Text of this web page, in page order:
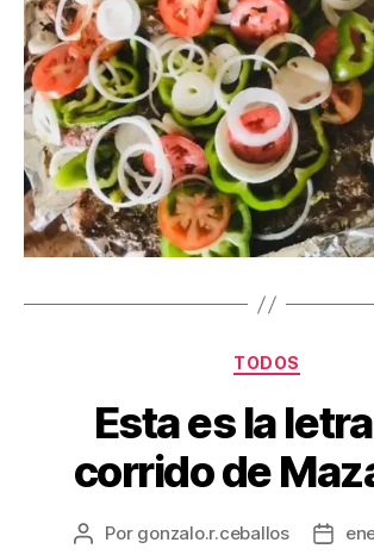
TODOS
Esta es la
corrido de
Por gonzalo.r.ceballos